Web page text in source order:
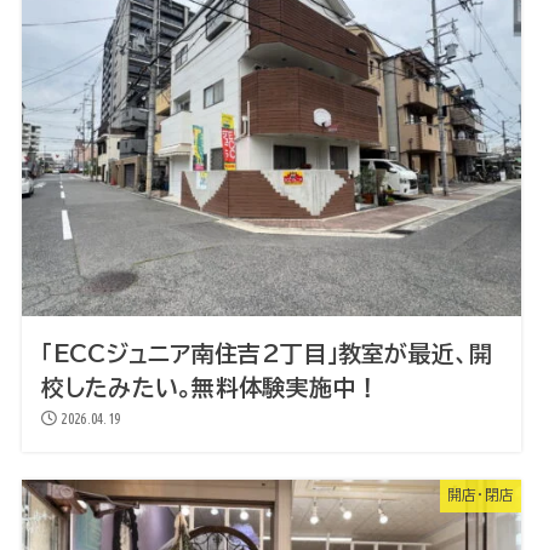
「ECCジュニア南住吉2丁目」教室が最近、開
校したみたい。無料体験実施中！
2026.04.19
開店・閉店